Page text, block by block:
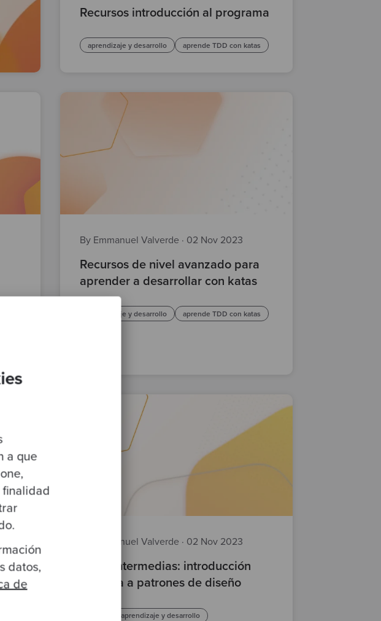
a que
finalidad
datos,
de
Recursos introducción al programa
aprendizaje y desarrollo aprende TDD con katas
By Emmanuel Valverde · 02 Nov 2023
Recursos de nivel avanzado para
aprender a desarrollar con katas
aprendizaje y desarrollo aprende TDD con katas
By Emmanuel Valverde · 02 Nov 2023
Katas intermedias: introducción
práctica a patrones de diseño
aprendizaje y desarrollo